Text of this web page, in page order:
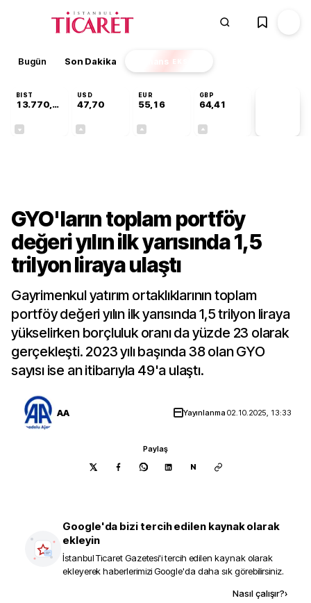
Bugün Son Dakika Finans EKSTRA
BIST
13.770,60
USD
47,70
EUR
55,16
GBP
64,41
GYO'ların toplam portföy
değeri yılın ilk yarısında 1,5
trilyon liraya ulaştı
Gayrimenkul yatırım ortaklıklarının toplam
portföy değeri yılın ilk yarısında 1,5 trilyon liraya
yükselirken borçluluk oranı da yüzde 23 olarak
gerçekleşti. 2023 yılı başında 38 olan GYO
sayısı ise an itibarıyla 49'a ulaştı.
AA Yayınlanma02.10.2025, 13:33
Paylaş
N
Google'da bizi tercih edilen kaynak olarak
ekleyin
İstanbul Ticaret Gazetesi'i tercih edilen kaynak olarak
ekleyerek haberlerimizi Google'da daha sık görebilirsiniz.
Nasıl çalışır?›